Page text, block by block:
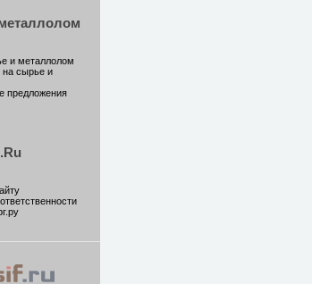
и металлолом
на сырье и
предложения